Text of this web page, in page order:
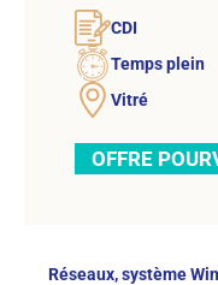
CDI
Temps plein
Vitré
OFFRE
Réseaux, système